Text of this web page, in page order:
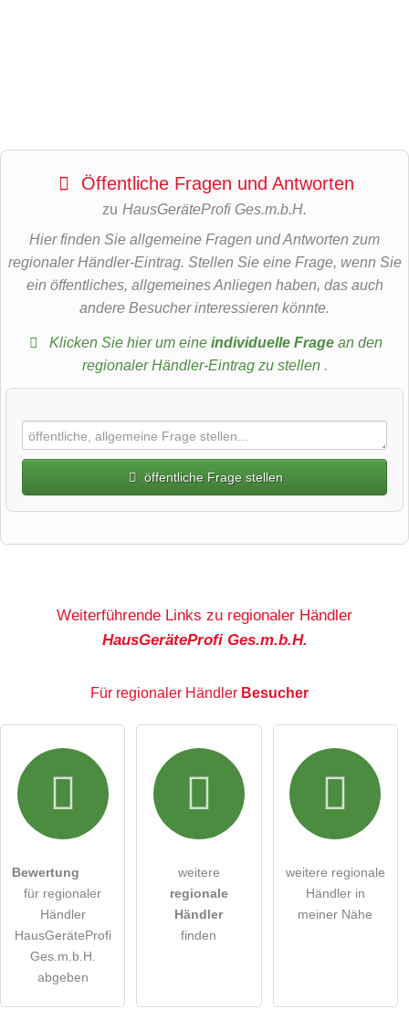
Öffentliche Fragen und Antworten
zu HausGeräteProfi Ges.m.b.H.
Hier finden Sie allgemeine Fragen und Antworten zum
regionaler Händler-Eintrag. Stellen Sie eine Frage, wenn Sie
ein öffentliches, allgemeines Anliegen haben, das auch
andere Besucher interessieren könnte.
Klicken Sie hier um eine individuelle Fragean den
regionaler Händler-Eintrag zu stellen .
öffentliche Frage stellen
Hiermit akzeptiere ich die .
Die Datenschutzerklärunghabe ich zur Kenntnis genommen.
Hinweis: Bitte beachten Sie, öffentliche Fragen sind
alle Besucher sichtbar
Klicken Sie hier um eine
regionaler Händler-Eintrag zu stellen
Weiterführende Links zu regionaler Händler
HausGeräteProfi Ges.m.b.H.
Für regionaler Händler Besucher
Bewertung
für regionaler
Händler
HausGeräteProfi
Ges.m.b.H.
abgeben
weitere
regionale
Händler
finden
weitere regionale
Händler in
meiner Nähe